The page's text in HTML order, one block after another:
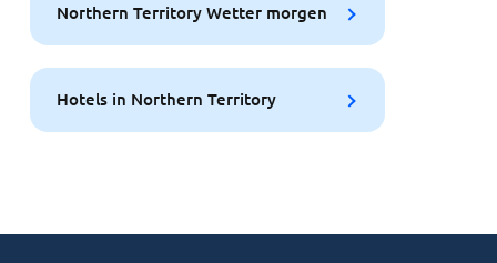
Northern Territory Wetter morgen
Hotels in Northern Territory